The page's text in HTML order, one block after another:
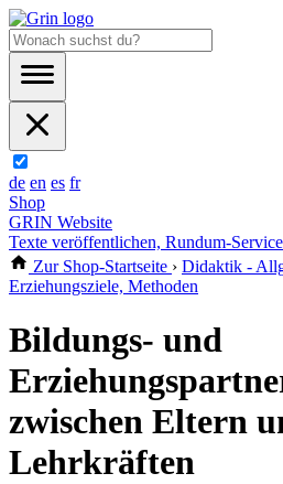
de en es fr
Shop
GRIN Website
Texte veröffentlichen, Rundum-
Zur Shop-Startseite › Didaktik -
Erziehungsziele, Methoden
Bildungs- und
zwischen Eltern
Lehrkräften